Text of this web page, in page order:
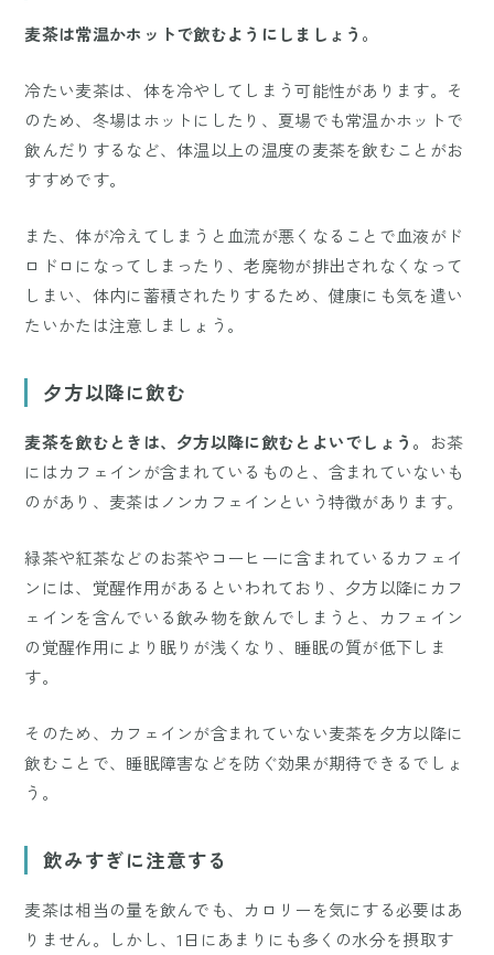
麦茶は常温かホットで飲むようにしましょう。
冷たい麦茶は、体を冷やしてしまう可能性があります。そ
のため、冬場はホットにしたり、夏場でも常温かホットで
飲んだりするなど、体温以上の温度の麦茶を飲むことがお
すすめです。
また、体が冷えてしまうと血流が悪くなることで血液がド
ロドロになってしまったり、老廃物が排出されなくなって
しまい、体内に蓄積されたりするため、健康にも気を遣い
たいかたは注意しましょう。
夕方以降に飲む
麦茶を飲むときは、夕方以降に飲むとよいでしょう。
お茶
にはカフェインが含まれているものと、含まれていないも
のがあり、麦茶はノンカフェインという特徴があります。
緑茶や紅茶などのお茶やコーヒーに含まれているカフェイ
ンには、覚醒作用があるといわれており、夕方以降にカフ
ェインを含んでいる飲み物を飲んでしまうと、カフェイン
の覚醒作用により眠りが浅くなり、睡眠の質が低下しま
す。
そのため、カフェインが含まれていない麦茶を夕方以降に
飲むことで、睡眠障害などを防ぐ効果が期待できるでしょ
う。
飲みすぎに注意する
麦茶は相当の量を飲んでも、カロリーを気にする必要はあ
りません。しかし、1日にあまりにも多くの水分を摂取す